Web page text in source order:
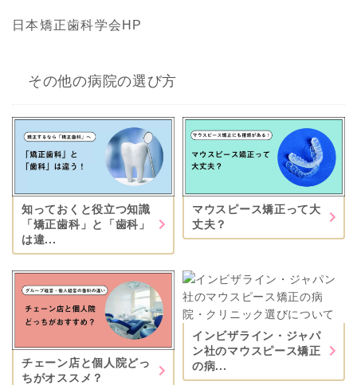
日本矯正歯科学会HP
その他の病院の選び方
知っておくと役立つ知識
「矯正歯科」と「歯科」
は違...
マウスピース矯正って大
丈夫？
チェーン店と個人院どっ
ちがオススメ？
インビザライン・ジャパ
ン社のマウスピース矯正
の病...